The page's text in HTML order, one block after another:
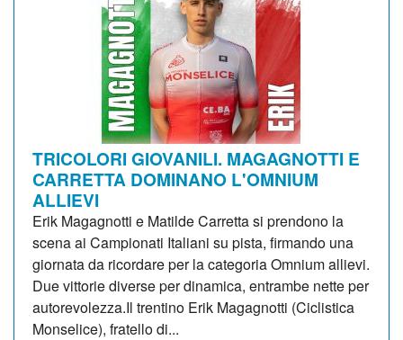
TRICOLORI GIOVANILI. MAGAGNOTTI E
CARRETTA DOMINANO L'OMNIUM
ALLIEVI
Erik Magagnotti e Matilde Carretta si prendono la
scena ai Campionati Italiani su pista, firmando una
giornata da ricordare per la categoria Omnium allievi.
Due vittorie diverse per dinamica, entrambe nette per
autorevolezza.Il trentino Erik Magagnotti (Ciclistica
Monselice), fratello di...